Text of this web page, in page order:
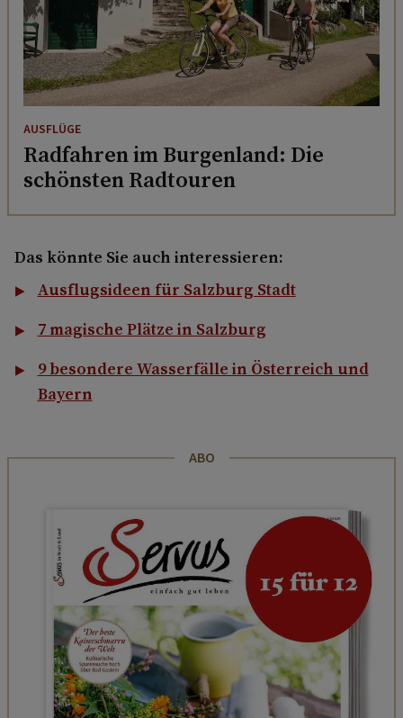
AUSFLÜGE
Radfahren im Burgenland: Die
schönsten Radtouren
Das könnte Sie auch interessieren:
Ausflugsideen für Salzburg Stadt
7 magische Plätze in Salzburg
9 besondere Wasserfälle in Österreich und
Bayern
ABO